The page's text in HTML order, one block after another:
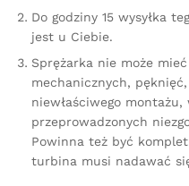
Do godziny 15 wysyłka
jest u Ciebie.
Sprężarka nie może
mechanicznych,
niewłaściwego
przeprowadzonych
Powinna też być
turbina musi nadawać